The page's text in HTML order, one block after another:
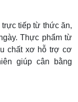
tiếp từ thức ăn,
Thực phẩm từ
chất xơ hỗ trợ cơ
giúp cân bằng